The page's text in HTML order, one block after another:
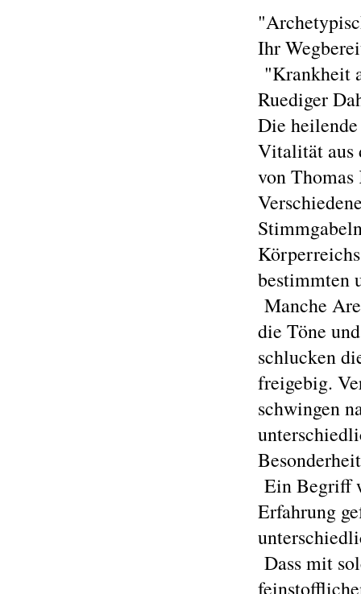
Ihr
"Krankheit
Ruediger
Die
Vitalität aus
von Thomas
bestimmten
Manche
die Töne
schlucken
freigebig.
schwingen
Ein Begriff
Erfahrung
Dass mit